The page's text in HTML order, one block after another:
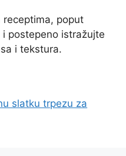
receptima, poput
postepeno istražujte
i tekstura.
slatku trpezu za